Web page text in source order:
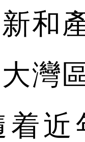
和
灣
着近